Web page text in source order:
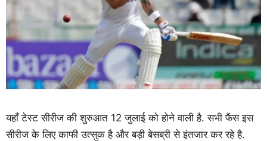
यहाँ टेस्ट सीरीज की शुरुआत 12 जुलाई को होने वाली है. सभी फैंस इस
सीरीज के लिए काफी उत्सुक है और बड़ी बेसब्री से इंतजार कर रहे है.